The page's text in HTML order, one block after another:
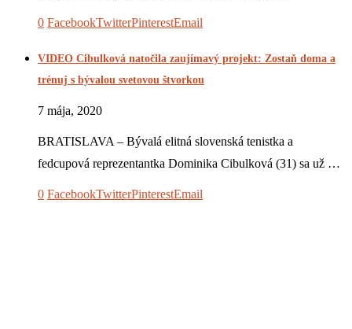
0 FacebookTwitterPinterestEmail
VIDEO Cibulková natočila zaujímavý projekt: Zostaň doma a
trénuj s bývalou svetovou štvorkou
7 mája, 2020
BRATISLAVA – Bývalá elitná slovenská tenistka a
fedcupová reprezentantka Dominika Cibulková (31) sa už …
0 FacebookTwitterPinterestEmail